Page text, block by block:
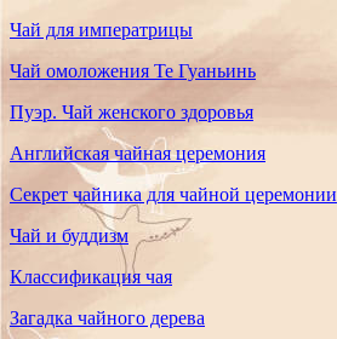
Чай для императрицы
Чай омоложения Те Гуаньинь
Пуэр. Чай женского здоровья
Английская чайная церемония
Секрет чайника для чайной церемонии
Чай и буддизм
Классификация чая
Загадка чайного дерева